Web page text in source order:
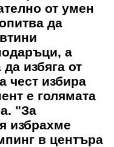
от умен
да
а
избяга от
чест избира
е голямата
"За
избрахме
в центъра